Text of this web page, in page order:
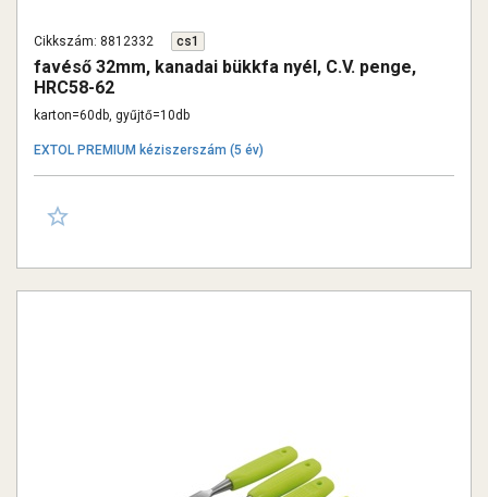
Cikkszám: 8812332 cs1
favéső 32mm, kanadai bükkfa nyél, C.V. penge,
HRC58-62
karton=60db, gyűjtő=10db
EXTOL PREMIUM kéziszerszám (5 év)